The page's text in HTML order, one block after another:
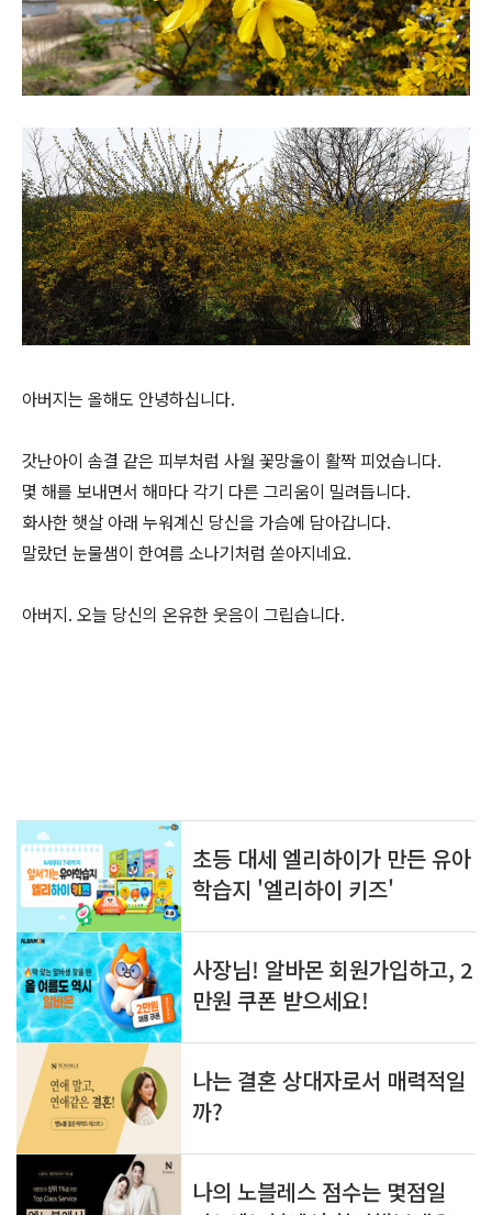
아버지는 올해도 안녕하십니다.
갓난아이 솜결 같은 피부처럼 사월 꽃망울이 활짝 피었습니다.
몇 해를 보내면서 해마다 각기 다른 그리움이 밀려듭니다.
화사한 햇살 아래 누워계신 당신을 가슴에 담아갑니다.
말랐던 눈물샘이 한여름 소나기처럼 쏟아지네요.
아버지. 오늘 당신의 온유한 웃음이 그립습니다.